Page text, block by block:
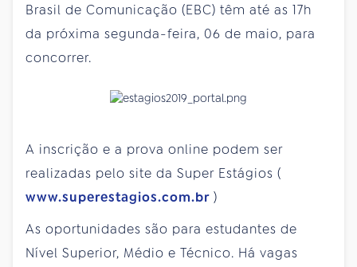
Brasil de Comunicação (EBC) têm até as 17h
da próxima segunda-feira, 06 de maio, para
concorrer.
A inscrição e a prova online podem ser
realizadas pelo site da Super Estágios (
www.superestagios.com.br )
As oportunidades são para estudantes de
Nível Superior, Médio e Técnico. Há vagas